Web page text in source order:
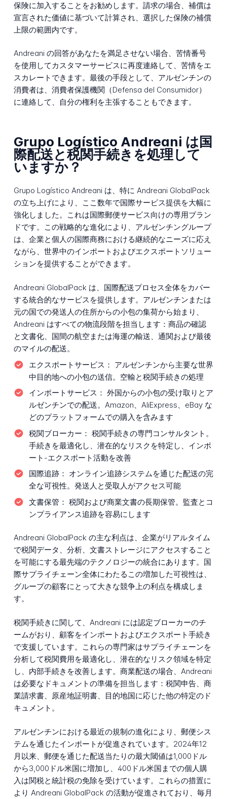
保険に加入することをお勧めします。請求の場合、補償は
宣言された価値に基づいて計算され、選択した保険の補償
上限の範囲内です。
Andreani の回答があなたを満足させない場合、苦情番号
を使用してカスタマーサービスに再度連絡して、苦情をエ
スカレートできます。最後の手段として、アルゼンチンの
消費者は、消費者保護機関（Defensa del Consumidor）
に連絡して、自分の権利を主張することもできます。
Grupo Logístico Andreani は国
際配送と税関手続きを処理して
いますか？
Grupo Logístico Andreani は、特に Andreani GlobalPack
の立ち上げにより、ここ数年で国際サービス提供を大幅に
強化しました。これは国際郵便サービス向けの専用ブラン
ドです。この戦略的な進化により、アルゼンチングループ
は、企業と個人の国際商務における継続的なニーズに応え
ながら、世界中のインポートおよびエクスポートソリュー
ションを提供することができます。
Andreani GlobalPack は、国際配送プロセス全体をカバー
する統合的なサービスを提供します。アルゼンチンまたは
元の国での発送人の住所からの小包の集荷から始まり、
Andreani はすべての物流段階を担当します：商品の確認
と文書化、国間の航空または海運の輸送、通関および最後
のマイルの配送。
エクスポートサービス： アルゼンチンから主要な世界
中目的地への小包の送信。空輸と税関手続きの処理
インポートサービス： 外国からの小包の受け取りとア
ルゼンチンでの配送。Amazon、AliExpress、eBay な
どのプラットフォームでの購入を含みます
税関ブローカー： 税関手続きの専門コンサルタント。
手続きを最適化し、潜在的なリスクを特定し、インポ
ート-エクスポート活動を改善
国際追跡： オンライン追跡システムを通じた配送の完
全な可視性。発送人と受取人がアクセス可能
文書保管： 税関および商業文書の長期保管。監査とコ
ンプライアンス追跡を容易にします
Andreani GlobalPack の主な利点は、企業がリアルタイム
で税関データ、分析、文書ストレージにアクセスすること
を可能にする最先端のテクノロジーの統合にあります。国
際サプライチェーン全体にわたるこの増加した可視性は、
グループの顧客にとって大きな競争上の利点を構成しま
す。
税関手続きに関して、Andreani には認定ブローカーのチ
ームがおり、顧客をインポートおよびエクスポート手続き
で支援しています。これらの専門家はサプライチェーンを
分析して税関費用を最適化し、潜在的なリスク領域を特定
し、内部手続きを改善します。商業配送の場合、Andreani
は必要なドキュメントの準備を担当します：税関申告、商
業請求書、原産地証明書、目的地国に応じた他の特定のド
キュメント。
アルゼンチンにおける最近の規制の進化により、郵便シス
テムを通じたインポートが促進されています。2024年12
月以来、郵便を通じた配送当たりの最大閾値は1,000ドル
から3,000ドル米国に増加し、400ドル米国までの個人購
入は関税と統計税の免除を受けています。これらの措置に
より Andreani GlobalPack の活動が促進されており、毎月